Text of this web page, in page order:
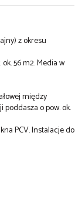
z okresu
56 m2. Media w
między
poddasza o pow. ok.
PCV. Instalacje do